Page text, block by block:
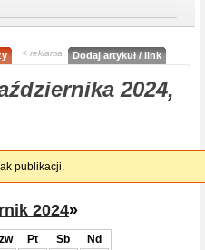
< reklama Dodaj artykuł / link
2024,
publikacji.
2024»
Pt Sb
Nd